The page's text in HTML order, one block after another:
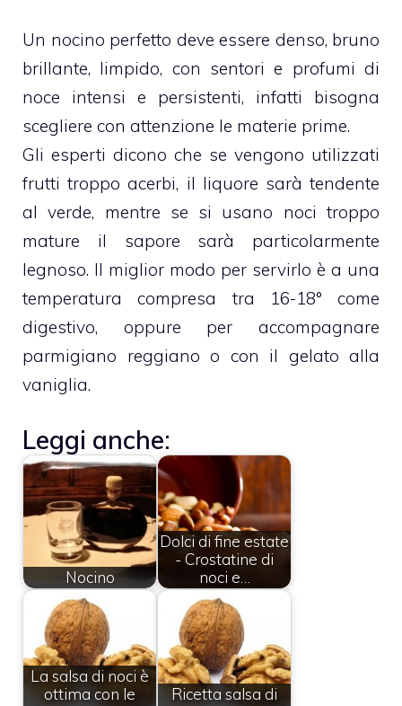
Un nocino perfetto deve essere denso, bruno
brillante, limpido, con sentori e profumi di
noce intensi e persistenti, infatti bisogna
scegliere con attenzione le materie prime.
Gli esperti dicono che se vengono utilizzati
frutti troppo acerbi, il liquore sarà tendente
al verde, mentre se si usano noci troppo
mature il sapore sarà particolarmente
legnoso. Il miglior modo per servirlo è a una
temperatura compresa tra 16-18° come
digestivo, oppure per accompagnare
parmigiano reggiano o con il gelato alla
vaniglia.
Leggi anche:
Nocino
Dolci di fine estate
- Crostatine di
noci e…
La salsa di noci è
ottima con le
Ricetta salsa di